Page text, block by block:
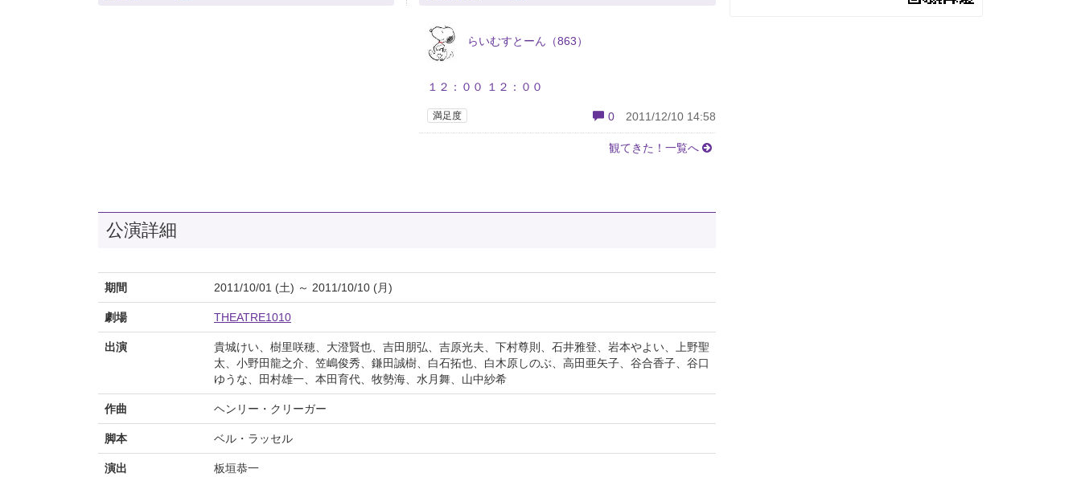
らいむすとーん（863）
１２：００ １２：００
満足度 0 2011/12/10 14:58
観てきた！一覧へ
公演詳細
期間 2011/10/01 (土) ～ 2011/10/10 (月)
劇場 THEATRE1010
出演
貴城けい、樹里咲穂、大澄賢也、吉田朋弘、吉原光夫、下村尊則、石井雅登、岩本やよい、上野聖
太、小野田龍之介、笠嶋俊秀、鎌田誠樹、白石拓也、白木原しのぶ、高田亜矢子、谷合香子、谷口
ゆうな、田村雄一、本田育代、牧勢海、水月舞、山中紗希
作曲 ヘンリー・クリーガー
脚本 ベル・ラッセル
演出 板垣恭一